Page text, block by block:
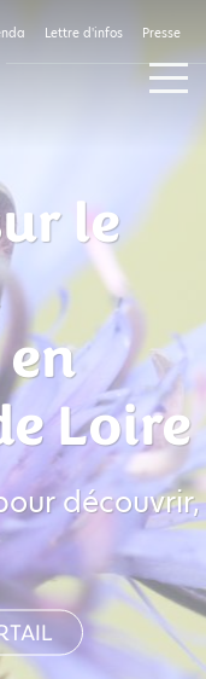
Lettre d'infos Presse
le
Loire
découvrir,